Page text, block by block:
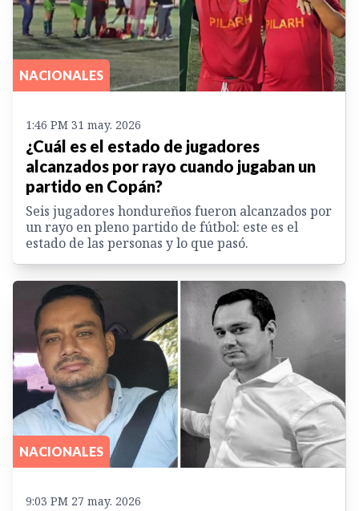
NACIONALES
1:46 PM 31 may. 2026
¿Cuál es el estado de jugadores
alcanzados por rayo cuando jugaban un
partido en Copán?
Seis jugadores hondureños fueron alcanzados por
un rayo en pleno partido de fútbol: este es el
estado de las personas y lo que pasó.
NACIONALES
9:03 PM 27 may. 2026